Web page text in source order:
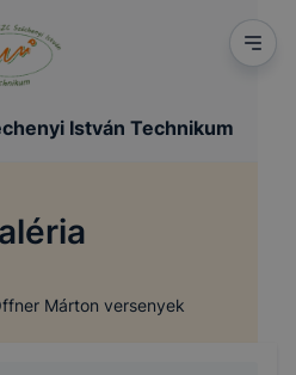
István Technikum
Márton versenyek